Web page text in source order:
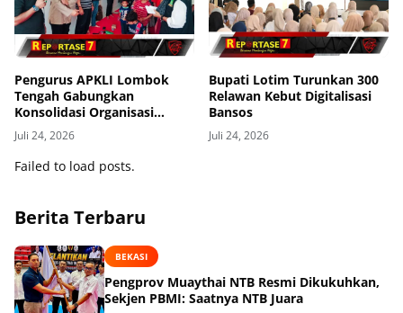
Pengurus APKLI Lombok
Tengah Gabungkan
Konsolidasi Organisasi
dengan Berbagi Kasih ke
Anak Yatim
Juli 24, 2026
Bupati Lotim Turunkan 300
Relawan Kebut Digitalisasi
Bansos
Juli 24, 2026
Failed to load posts.
Berita Terbaru
BEKASI
Pengprov Muaythai NTB Resmi Dikukuhkan,
Sekjen PBMI: Saatnya NTB Juara